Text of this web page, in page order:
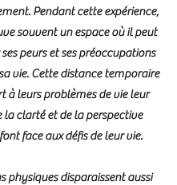
Pendant cette expérience,
souvent un espace où il peut
peurs et ses préoccupations
vie. Cette distance temporaire
à leurs problèmes de vie leur
la clarté et de la perspective
face aux défis de leur vie.
physiques disparaissent aussi